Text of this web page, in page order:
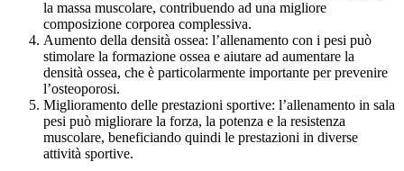
la massa muscolare, contribuendo ad una migliore
composizione corporea complessiva.
Aumento della densità ossea: l’allenamento con i pesi può
stimolare la formazione ossea e aiutare ad aumentare la
densità ossea, che è particolarmente importante per prevenire
l’osteoporosi.
Miglioramento delle prestazioni sportive: l’allenamento in sala
pesi può migliorare la forza, la potenza e la resistenza
muscolare, beneficiando quindi le prestazioni in diverse
attività sportive.